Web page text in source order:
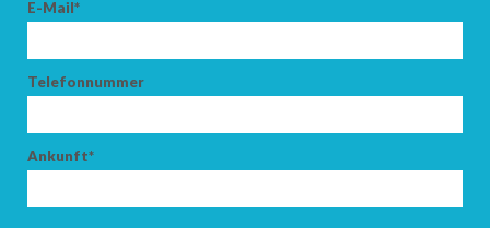
E-Mail*
Telefonnummer
Ankunft*